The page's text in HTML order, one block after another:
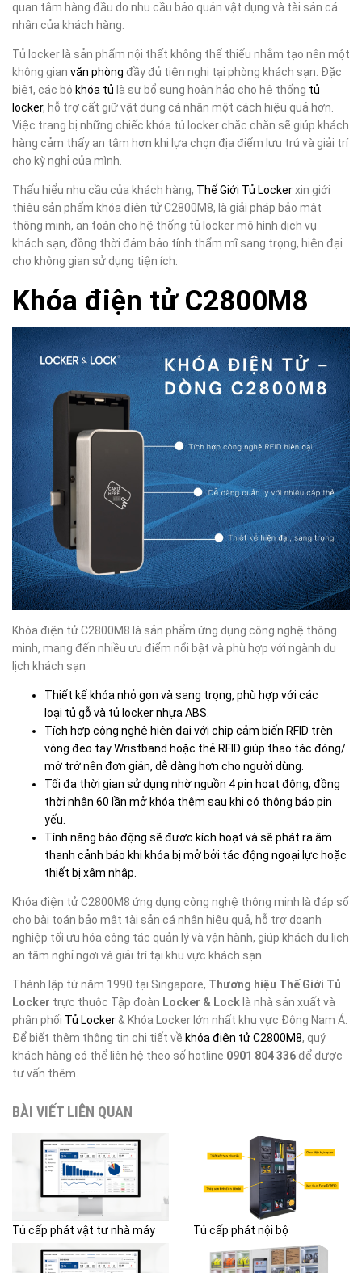
quan tâm hàng đầu do nhu cầu bảo quản vật dụng và tài sản cá
nhân của khách hàng.
Tủ locker là sản phẩm nội thất không thể thiếu nhằm tạo nên một
không gian văn phòng đầy đủ tiện nghi tại phòng khách sạn. Đặc
biệt, các bộ khóa tủ là sự bổ sung hoàn hảo cho hệ thống tủ
locker, hỗ trợ cất giữ vật dụng cá nhân một cách hiệu quả hơn.
Việc trang bị những chiếc khóa tủ locker chắc chắn sẽ giúp khách
hàng cảm thấy an tâm hơn khi lựa chọn địa điểm lưu trú và giải trí
cho kỳ nghỉ của mình.
Thấu hiểu nhu cầu của khách hàng, Thế Giới Tủ Lockerxin giới
thiệu sản phẩm khóa điện tử C2800M8, là giải pháp bảo mật
thông minh, an toàn cho hệ thống tủ locker mô hình dịch vụ
khách sạn, đồng thời đảm bảo tính thẩm mĩ sang trọng, hiện đại
cho không gian sử dụng tiện ích.
Khóa điện tử C2800M8
Khóa điện tử C2800M8 là sản phẩm ứng dụng công nghệ thông
minh, mang đến nhiều ưu điểm nổi bật và phù hợp với ngành du
lịch khách sạn
Thiết kế khóa nhỏ gọn và sang trọng, phù hợp với các
loại tủ gỗ và tủ locker nhựa ABS
Tích hợp công nghệ hiện đại với chip cảm biến RFID trên
vòng đeo tay Wristband hoặc thẻ RFID giúp thao tác đóng/
mở trở nên đơn giản, dễ dàng hơn cho người dùng.
Tối đa thời gian sử dụng nhờ nguồn 4 pin hoạt động, đồng
thời nhận 60 lần mở khóa thêm sau khi có thông báo pin
yếu.
Tính năng báo động sẽ được kích hoạt và sẽ phát ra âm
thanh cảnh báo khi khóa bị mở bởi tác động ngoại lực hoặc
thiết bị xâm nhập.
Khóa điện tử C2800M8 ứng dụng công nghệ thông minh là đáp số
cho bài toán bảo mật tài sản cá nhân hiệu quả, hỗ trợ doanh
nghiệp tối ưu hóa công tác quản lý và vận hành, giúp khách du lịch
an tâm nghỉ ngơi và giải trí tại khu vực khách sạn.
Thành lập từ năm 1990 tại Singapore, Thương hiệu Thế Giới Tủ
Locker trực thuộc Tập đoàn Locker & Lock là nhà sản xuất và
phân phối Tủ Locker & Khóa Locker lớn nhất khu vực Đông Nam Á.
Để biết thêm thông tin chi tiết về khóa điện tử C2800M8, quý
khách hàng có thể liên hệ theo số hotline 0901 804 336 để được
tư vấn thêm.
BÀI VIẾT LIÊN QUAN
Tủ cấp phát vật tư nhà máy Tủ cấp phát nội bộ